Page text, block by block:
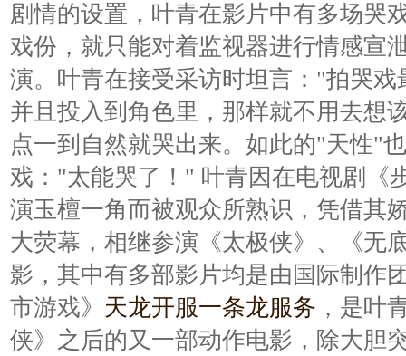
剧情的设置，叶青在影片中有多场哭
戏份，就只能对着监视器进行情感宣
演。叶青在接受采访时坦言："拍哭
并且投入到角色里，那样就不用去想
点一到自然就哭出来。如此的"天性"
戏："太能哭了！" 叶青因在电视剧《
演玉檀一角而被观众所熟识，凭借其
大荧幕，相继参演《太极侠》、《无
影，其中有多部影片均是由国际制作
市游戏》 天龙开服一条龙服务 ，是叶
侠》之后的又一部动作电影，除大胆